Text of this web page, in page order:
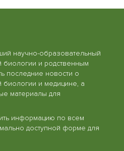
научно-образовательный
биологии и родственным
последние новости о
биологии и медицине, а
материалы для
информацию по всем
доступной форме для